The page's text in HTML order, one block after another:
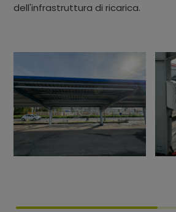
dell'infrastruttura di ricarica.